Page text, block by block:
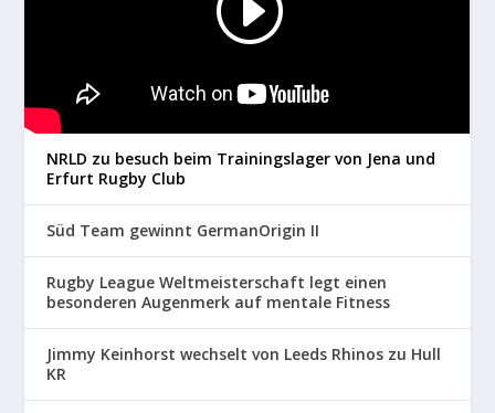
NRLD zu besuch beim Trainingslager von Jena und
Erfurt Rugby Club
Süd Team gewinnt GermanOrigin II
Rugby League Weltmeisterschaft legt einen
besonderen Augenmerk auf mentale Fitness
Jimmy Keinhorst wechselt von Leeds Rhinos zu Hull
KR